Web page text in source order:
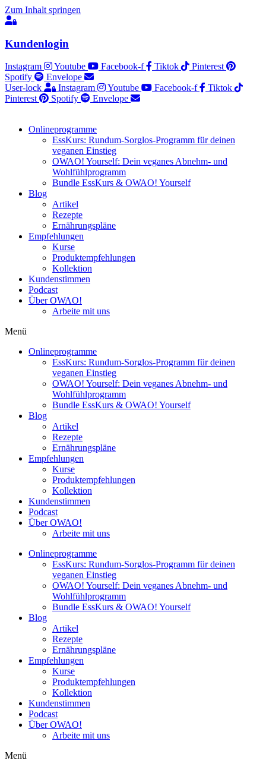
Zum Inhalt springen
Kundenlogin
Instagram Youtube Facebook-f Tiktok
Pinterest
Spotify
Envelope
User-lock
Instagram Youtube Facebook-f
Tiktok
Pinterest
Spotify Envelope
Onlineprogramme
EssKurs: Rundum-Sorglos-Programm für deinen
veganen Einstieg
OWAO! Yourself: Dein veganes Abnehm- und
Wohlfühlprogramm
Bundle EssKurs & OWAO! Yourself
Blog
Artikel
Rezepte
Ernährungspläne
Empfehlungen
Kurse
Produktempfehlungen
Kollektion
Kundenstimmen
Podcast
Über OWAO!
Arbeite mit uns
Menü
Onlineprogramme
EssKurs: Rundum-Sorglos-Programm für deinen
veganen Einstieg
OWAO! Yourself: Dein veganes Abnehm- und
Wohlfühlprogramm
Bundle EssKurs & OWAO! Yourself
Blog
Artikel
Rezepte
Ernährungspläne
Empfehlungen
Kurse
Produktempfehlungen
Kollektion
Kundenstimmen
Podcast
Über OWAO!
Arbeite mit uns
Onlineprogramme
EssKurs: Rundum-Sorglos-Programm für deinen
veganen Einstieg
OWAO! Yourself: Dein veganes Abnehm- und
Wohlfühlprogramm
Bundle EssKurs & OWAO! Yourself
Blog
Artikel
Rezepte
Ernährungspläne
Empfehlungen
Kurse
Produktempfehlungen
Kollektion
Kundenstimmen
Podcast
Über OWAO!
Arbeite mit uns
Menü